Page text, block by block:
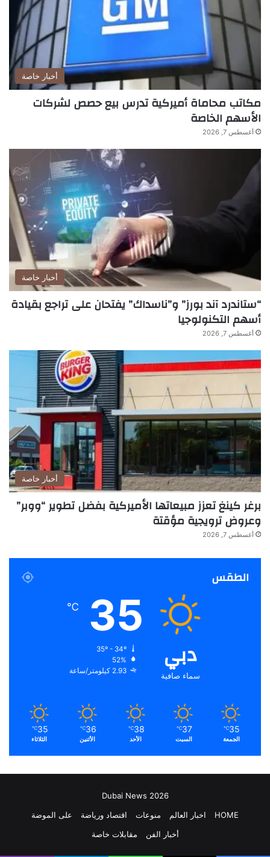
أخبار خاصة
مكاتب محاماة أميركية تدرس بيع حصص لشركات
الأسهم الخاصة
أغسطس 7, 2026
أخبار خاصة
“ستاندرد آند بورز” و”ناسداك” يفتحان على تراجع بقيادة
أسهم التكنولوجيا
أغسطس 7, 2026
أخبار خاصة
برغر كينغ تعزز مبيعاتها الأميركية بفضل تطوير “ووبر”
وعروض ترويجية مؤقتة
أغسطس 7, 2026
الطقس
دبي
سماء صافية
35
℃
52%
2.93 كيلومتر/ساعة
35
℃
الجمعة
37
℃
السبت
38
℃
الأحد
36
℃
الأثنين
35
℃
الثلاثاء
Dubai News 2026
HOME
اخبار العالم منوعات اقتصاد ورياضة
على الموضة
أخبار الفن
مقابلات خاصة